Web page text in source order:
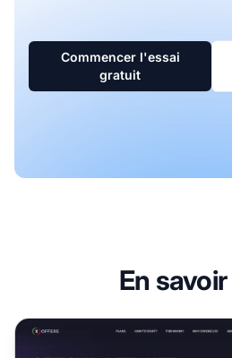
Commencer l'essai
gratuit
En
Programme d'affiliation xOffers